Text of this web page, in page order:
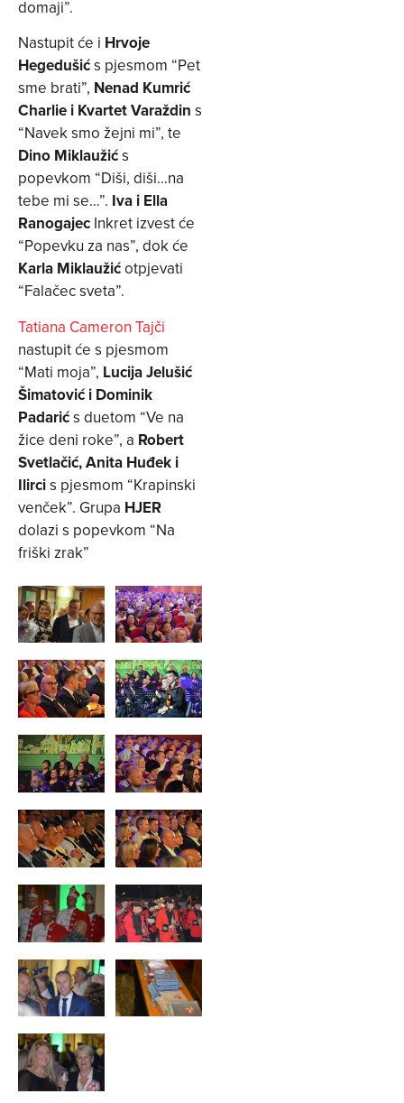
domaji”.
Nastupit će i Hrvoje
Hegedušićs pjesmom “Pet
sme brati”, Nenad Kumrić
Charlie i Kvartet Varaždin s
“Navek smo žejni mi”, te
Dino Miklaužićs
popevkom “Diši, diši…na
tebe mi se…”. Iva i Ella
Ranogajec Inkret izvest će
“Popevku za nas”, dok će
Karla Miklaužićotpjevati
“Falačec sveta”.
Tatiana Cameron Tajči
nastupit će s pjesmom
“Mati moja”, Lucija Jelušić
Šimatović i Dominik
Padarićs duetom “Ve na
žice deni roke”, a Robert
Svetlačić, Anita Huđek i
Ilircis pjesmom “Krapinski
venček”. Grupa HJER
dolazi s popevkom “Na
friški zrak”